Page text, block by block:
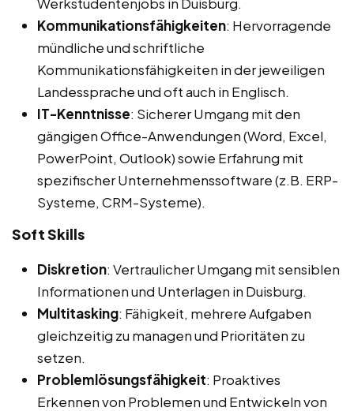
Kommunikationsfähigkeiten: Hervorragende
mündliche und schriftliche
Kommunikationsfähigkeiten in der jeweiligen
Landessprache und oft auch in Englisch.
IT-Kenntnisse: Sicherer Umgang mit den
gängigen Office-Anwendungen (Word, Excel,
PowerPoint, Outlook) sowie Erfahrung mit
spezifischer Unternehmenssoftware (z.B. ERP-
Systeme, CRM-Systeme).
Soft Skills
Diskretion: Vertraulicher Umgang mit sensiblen
Informationen und Unterlagen in Duisburg.
Multitasking: Fähigkeit, mehrere Aufgaben
gleichzeitig zu managen und Prioritäten zu
setzen.
Problemlösungsfähigkeit: Proaktives
Erkennen von Problemen und Entwickeln von